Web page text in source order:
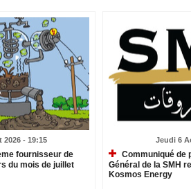
2026 - 19:15
fournisseur de
du mois de juillet
Jeudi 6
Communiqué de
Général de la SMH
Kosmos Energy